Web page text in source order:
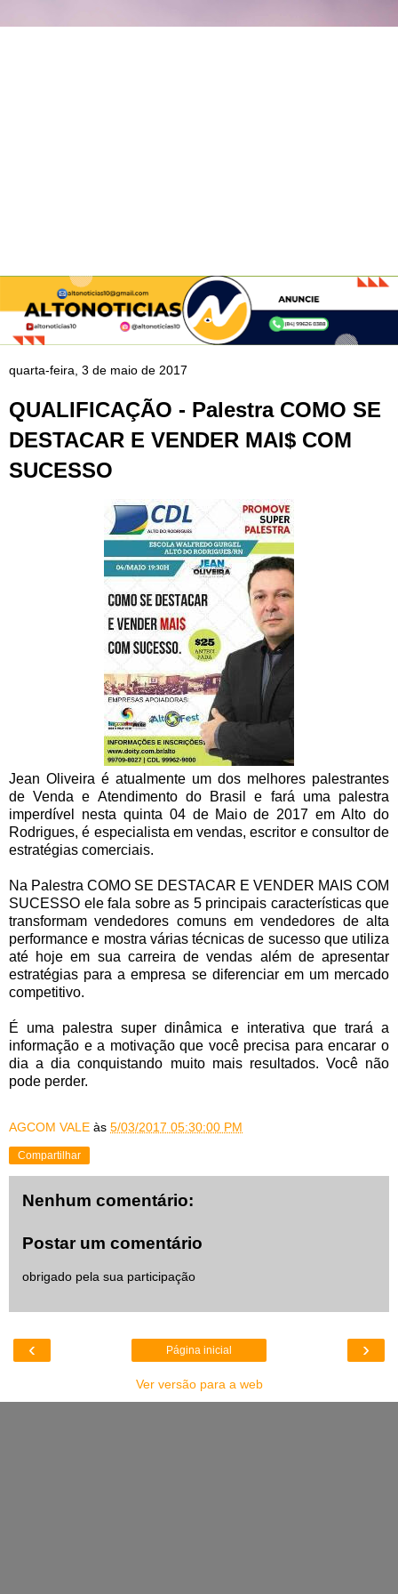
quarta-feira, 3 de maio de 2017
QUALIFICAÇÃO - Palestra COMO SE
DESTACAR E VENDER MAI$ COM
SUCESSO
Jean Oliveira é atualmente um dos melhores palestrantes
de Venda e Atendimento do Brasil e fará uma palestra
imperdível nesta quinta 04 de Maio de 2017 em Alto do
Rodrigues, é especialista em vendas, escritor e consultor de
estratégias comerciais.
Na Palestra COMO SE DESTACAR E VENDER MAIS COM
SUCESSO ele fala sobre as 5 principais características que
transformam vendedores comuns em vendedores de alta
performance e mostra várias técnicas de sucesso que utiliza
até hoje em sua carreira de vendas além de apresentar
estratégias para a empresa se diferenciar em um mercado
competitivo.
É uma palestra super dinâmica e interativa que trará a
informação e a motivação que você precisa para encarar o
dia a dia conquistando muito mais resultados. Você não
pode perder.
AGCOM VALE às 5/03/2017 05:30:00 PM
Compartilhar
Nenhum comentário:
Postar um comentário
obrigado pela sua participação
‹ ›
Página inicial
Ver versão para a web